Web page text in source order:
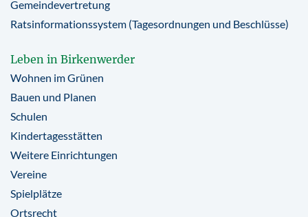
Gemeindevertretung
Ratsinformationssystem (Tagesordnungen und Beschlüsse)
Leben in Birkenwerder
Wohnen im Grünen
Bauen und Planen
Schulen
Kindertagesstätten
Weitere Einrichtungen
Vereine
Spielplätze
Ortsrecht